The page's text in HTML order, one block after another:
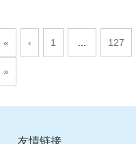
« ‹ 1 127
»
友情链接